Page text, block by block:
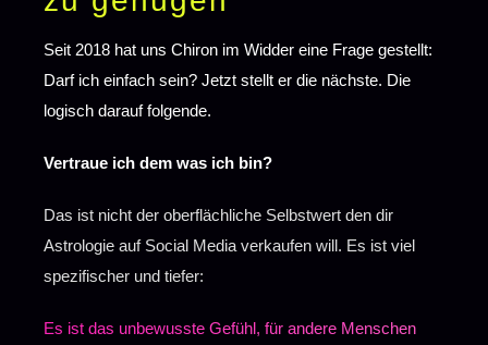
Seit 2018 hat uns Chiron im Widder eine Frage gestellt:
Darf ich einfach sein? Jetzt stellt er die nächste. Die
logisch darauf folgende.
Vertraue ich dem was ich bin?
Das ist nicht der oberflächliche Selbstwert den dir
Astrologie auf Social Media verkaufen will. Es ist viel
spezifischer und tiefer:
Es ist das unbewusste Gefühl, für andere Menschen